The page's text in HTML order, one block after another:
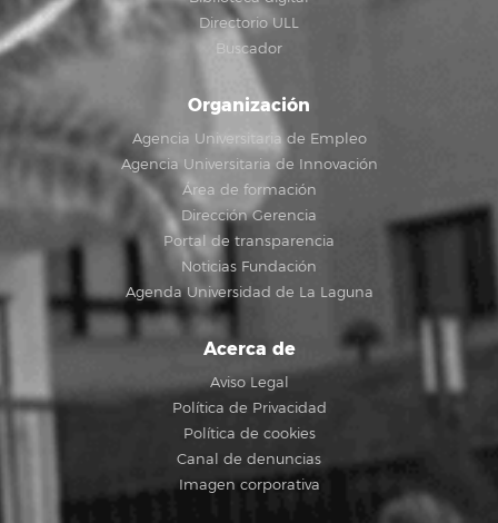
Directorio ULL
Buscador
Organización
Agencia Universitaria de Empleo
Agencia Universitaria de Innovación
Área de formación
Dirección Gerencia
Portal de transparencia
Noticias Fundación
Agenda Universidad de La Laguna
Acerca de
Aviso Legal
Política de Privacidad
Política de cookies
Canal de denuncias
Imagen corporativa